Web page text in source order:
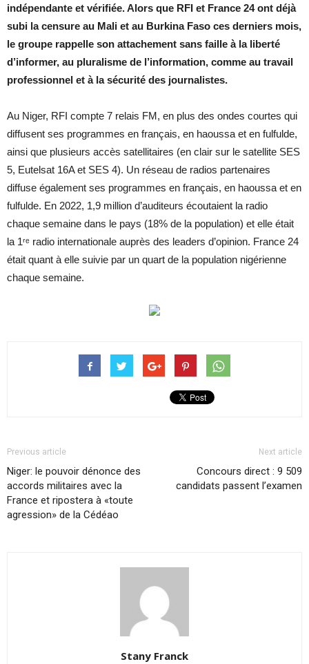
indépendante et vérifiée. Alors que RFI et France 24 ont déjà
subi la censure au Mali et au Burkina Faso ces derniers mois,
le groupe rappelle son attachement sans faille à la liberté
d’informer, au pluralisme de l’information, comme au travail
professionnel et à la sécurité des journalistes.
Au Niger, RFI compte 7 relais FM, en plus des ondes courtes qui
diffusent ses programmes en français, en haoussa et en fulfulde,
ainsi que plusieurs accès satellitaires (en clair sur le satellite SES
5, Eutelsat 16A et SES 4). Un réseau de radios partenaires
diffuse également ses programmes en français, en haoussa et en
fulfulde. En 2022, 1,9 million d’auditeurs écoutaient la radio
chaque semaine dans le pays (18% de la population) et elle était
la 1ʳᵉ radio internationale auprès des leaders d’opinion. France 24
était quant à elle suivie par un quart de la population nigérienne
chaque semaine.
Previous article
Niger: le pouvoir dénonce des
accords militaires avec la
France et ripostera à «toute
agression» de la Cédéao
Next article
Concours direct : 9 509
candidats passent l’examen
Stany Franck